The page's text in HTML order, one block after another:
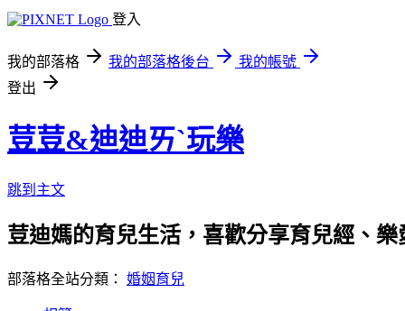
登入
我的部落格 我的部落格後台
我的帳號
登出
荳荳&迪迪ㄞˋ玩樂
跳到主文
荳迪媽的育兒生活，喜歡分享育兒經、
部落格全站分類： 婚姻育兒